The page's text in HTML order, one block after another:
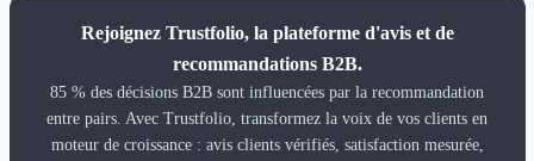
Rejoignez Trustfolio, la plateforme d'avis et de
recommandations B2B.
85 % des décisions B2B sont influencées par la recommandation
entre pairs. Avec Trustfolio, transformez la voix de vos clients en
moteur de croissance : avis clients vérifiés, satisfaction mesurée,